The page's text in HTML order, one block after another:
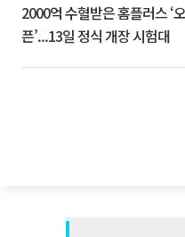
2000억 수혈받은 홈플러스 ‘
픈’...13일 정식 개장 시험대